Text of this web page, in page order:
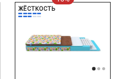
ЖЁСТКОСТЬ